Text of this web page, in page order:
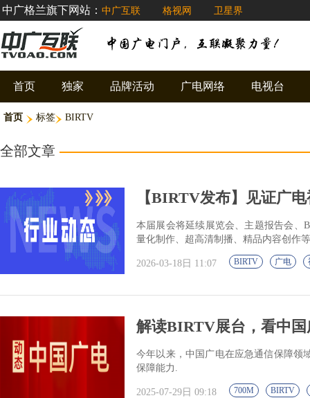
中广格兰旗下网站： 中广互联 格视网 卫星界
首页 独家 品牌活动 广电网络 电视台
首页 标签 BIRTV
全部文章
【BIRTV发布】见证广
本届展会将延续展览会、主题报告会、
量化制作、超高清制播、精品内容创作
2026-03-18日 11:07 BIRTV 广电
解读BIRTV展台，看中
今年以来，中国广电在应急通信保障领
保障能力.
2025-07-29日 09:18 700M BIRTV